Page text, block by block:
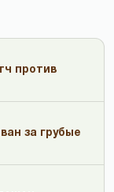
против
за грубые